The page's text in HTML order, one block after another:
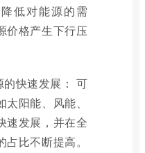
低对能源的需
价格产生下行压
的快速发展： 可
阳能、风能、
速发展，并在全
比不断提高。